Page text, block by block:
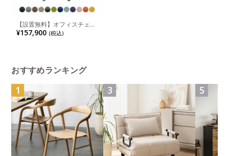
【設置無料】オフィスチェア
イング ing メッシュタイプ バ
ーチカルタイプ ホワイトシェ
¥157,900 (税込)
おすすめランキング
1 3 5